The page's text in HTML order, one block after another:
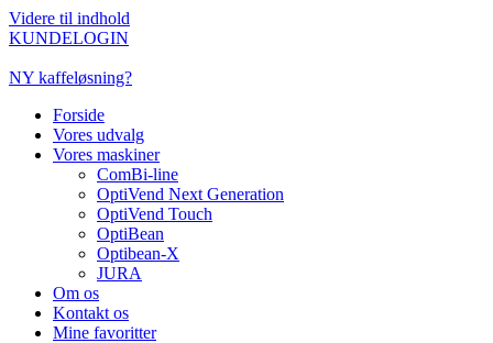
Videre til indhold
KUNDELOGIN
NY kaffeløsning?
Forside
Vores udvalg
Vores maskiner
ComBi-line
OptiVend Next Generation
OptiVend Touch
OptiBean
Optibean-X
JURA
Om os
Kontakt os
Mine favoritter